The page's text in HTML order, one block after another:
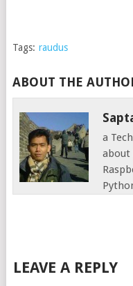
Tags: raudus
ABOUT THE
a
about
LEAVE A REPLY